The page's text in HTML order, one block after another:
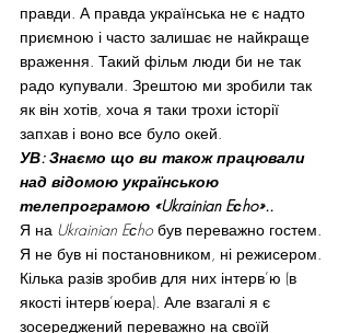
правди. А правда українська не є надто
приємною і часто залишає не найкраще
враження. Такий фільм люди би не так
радо купували. Зрештою ми зробили так
як він хотів, хоча я таки трохи історії
запхав і воно все було окей.
УВ: Знаємо що ви також працювали
над відомою українською
телепрограмою «Ukrainian Eсho»..
Я на Ukrainian Eсho був переважно гостем.
Я не був ні постановником, ні режисером.
Кілька разів зробив для них інтерв’ю (в
якості інтерв’юера). Але взагалі я є
зосереджений переважно на своїй